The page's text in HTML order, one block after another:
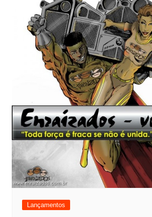
Lançamentos